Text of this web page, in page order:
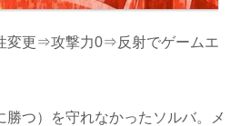
更⇒攻撃力0⇒反射でゲームエ
つ）を守れなかったソルバ。メ